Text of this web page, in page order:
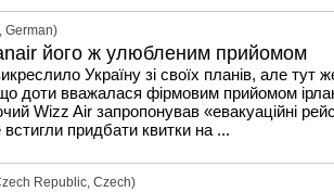
German)
його ж улюбленим прийомом
Україну зі своїх планів, але тут
доти вважалася фірмовим прийомом
Wizz Air запропонував «евакуаційні
придбати квитки на ...
Republic, Czech)